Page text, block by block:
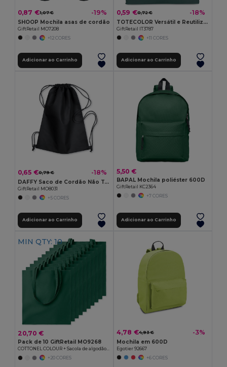
0,87 €1,07 € -19%
SHOOP Mochila asas de cordão
GiftRetail MO7208
+12 CORES
Adicionar ao Carrinho
0,59 €0,72 € -18%
TOTECOLOR Versátil e Reutilizável Bolsa de Compras e Praia
GiftRetail IT3787
+11 CORES
Adicionar ao Carrinho
0,65 €0,79 € -18%
DAFFY Saco de Cordão Não Tecido 80g/m² DAFFY
GiftRetail MO8031
+5 CORES
Adicionar ao Carrinho
5,50 €
BAPAL Mochila poliéster 600D
GiftRetail KC2364
+7 CORES
Adicionar ao Carrinho
MIN QTY: 10
20,70 €
Pack de 10 GiftRetail MO9268
COTTONEL COLOUR + Sacola de algodão 140 gr / m²
+20 CORES
4,78 €4,93 € -3%
Mochila em 600D
Egotier 92667
+6 CORES